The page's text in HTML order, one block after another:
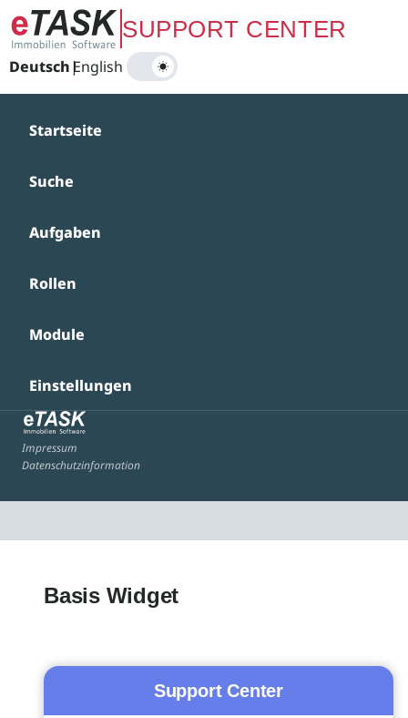
Zum Hauptinhalt springenSUPPORT CENTER
Deutsch|
English
Startseite
Suche
Aufgaben
Rollen
Module
Einstellungen
Impressum
Datenschutzinformation
Basis Widget
Support Center